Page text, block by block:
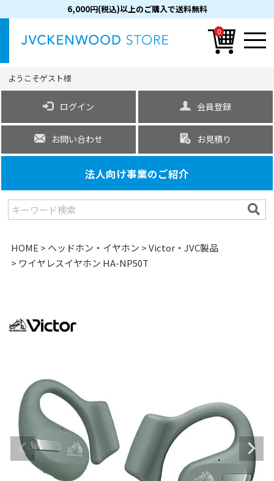
6,000円(税込)以上のご購入で送料無料
0
ようこそゲスト様
ログイン 会員登録
お問い合わせ お見積り
法人向け事業のご紹介
HOME ヘッドホン・イヤホン
Victor・JVC製品
ワイヤレスイヤホン HA-NP50T